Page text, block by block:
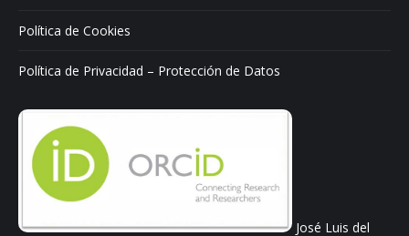
Política de Cookies
Política de Privacidad – Protección de Datos
José Luis del